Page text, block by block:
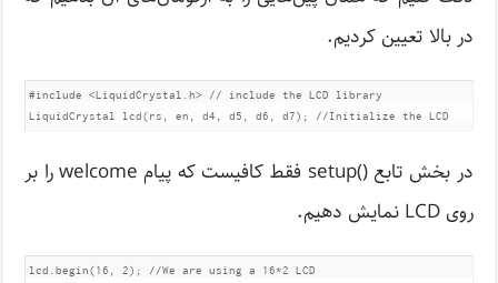
در بالا تعیین کردیم.
#include <LiquidCrystal.h> // include the LCD library
LiquidCrystal lcd(rs, en, d4, d5, d6, d7); //Initialize the LCD
در بخش تابع ()setup فقط کافیست که پیام welcome را بر
روی LCD نمایش دهیم.
lcd.begin(16, 2); //We are using a 16*2 LCD